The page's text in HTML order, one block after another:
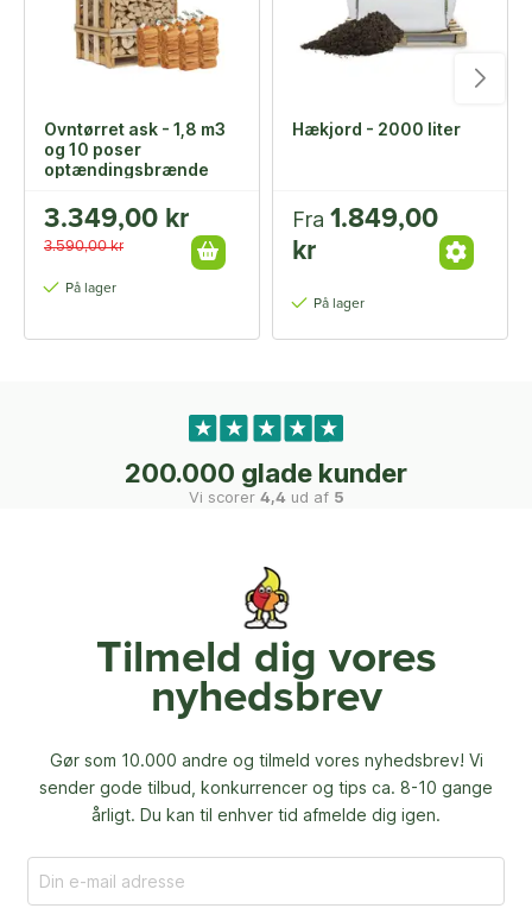
Ovntørret ask - 1,8 m3
og 10 poser
optændingsbrænde
3.349,00 kr
3.590,00 kr
På lager
Hækjord - 2000 liter
Fra 1.849,00
kr
På lager
200.000 glade kunder
Vi scorer 4,4 ud af 5
Tilmeld dig vores
nyhedsbrev
Gør som 10.000 andre og tilmeld vores nyhedsbrev! Vi
sender gode tilbud, konkurrencer og tips ca. 8-10 gange
årligt. Du kan til enhver tid afmelde dig igen.